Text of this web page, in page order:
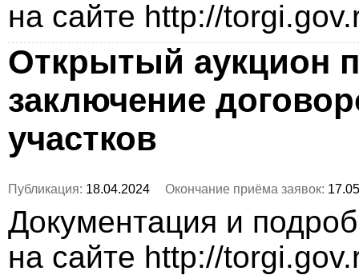
на сайте http://
Открытый аукцион
заключение
участков
Публикация: 18.04.2024 Окончание приёма заявок:
Документация и
на сайте http://